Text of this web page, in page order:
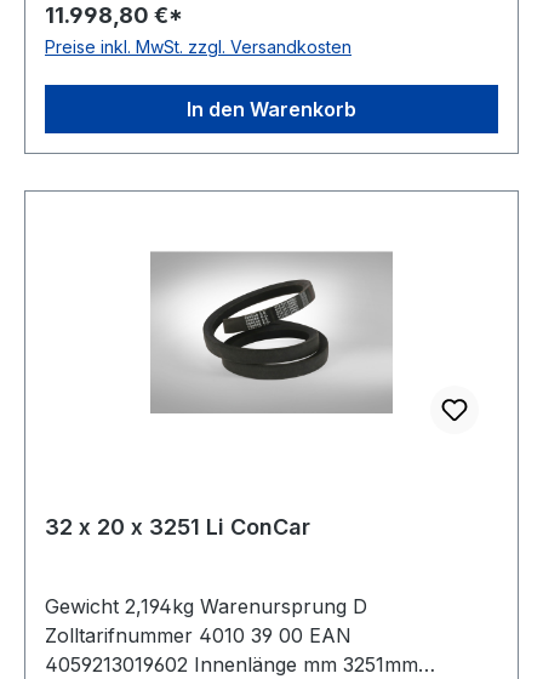
Ausführung ummantelt antistatisch ja Norm DIN
2215 Material Neoprene Zugstrang Polyester
11.998,80 €*
Preise inkl. MwSt. zzgl. Versandkosten
In den Warenkorb
32 x 20 x 3251 Li ConCar
Gewicht 2,194kg Warenursprung D
Zolltarifnummer 4010 39 00 EAN
4059213019602 Innenlänge mm 3251mm